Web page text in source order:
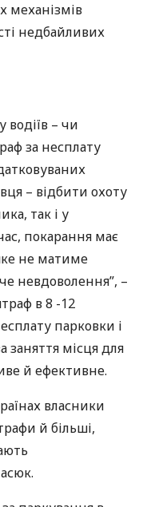
механізмів
недбайливих
– чи
за несплату
– відбити охоту
так і у
покарання має
не матиме
невдоволення”, –
в 8 -12
парковки і
заняття місця для
й ефективне.
власники
й більші,